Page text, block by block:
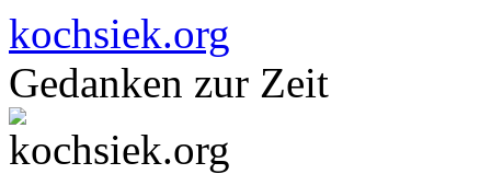
kochsiek.org
Gedanken zur Zeit